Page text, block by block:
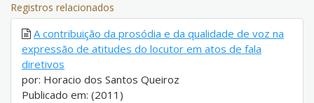
Registros relacionados
A contribuição da prosódia e da qualidade de voz na
expressão de atitudes do locutor em atos de fala
diretivos
por: Horacio dos Santos Queiroz
Publicado em: (2011)